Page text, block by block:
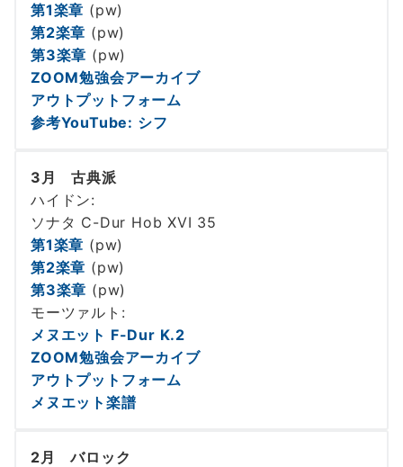
第1楽章 (pw)
第2楽章 (pw)
第3楽章 (pw)
ZOOM勉強会アーカイブ
アウトプットフォーム
参考YouTube: シフ
3月 古典派
ハイドン:
ソナタ C-Dur Hob XVI 35
第1楽章 (pw)
第2楽章 (pw)
第3楽章 (pw)
モーツァルト:
メヌエット F-Dur K.2
ZOOM勉強会アーカイブ
アウトプットフォーム
メヌエット楽譜
2月 バロック